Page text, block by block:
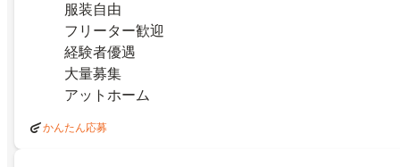
服装自由
フリーター歓迎
経験者優遇
大量募集
アットホーム
かんたん応募